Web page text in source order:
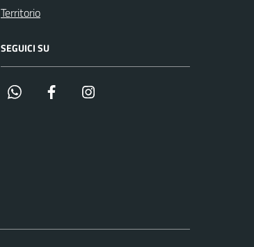
Territorio
SEGUICI SU
Whatsapp Facebook